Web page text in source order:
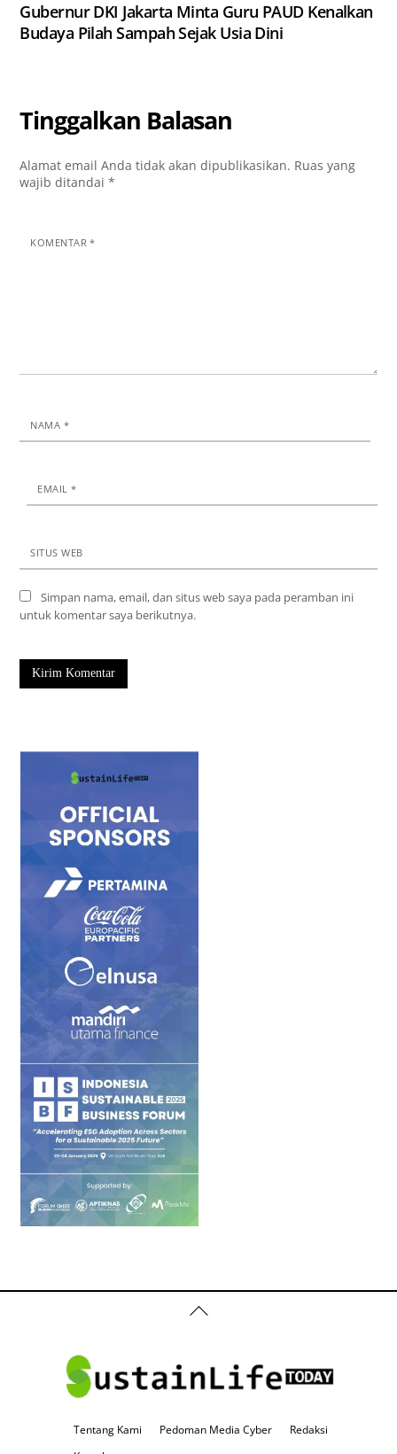
Gubernur DKI Jakarta Minta Guru PAUD Kenalkan
Budaya Pilah Sampah Sejak Usia Dini
Tinggalkan Balasan
Alamat email Anda tidak akan dipublikasikan. Ruas yang
wajib ditandai*
KOMENTAR*
NAMA *
EMAIL*
SITUS WEB
Simpan nama, email, dan situs web saya pada peramban ini
untuk komentar saya berikutnya.
Back
To
Tentang Kami Pedoman Media Cyber
Redaksi